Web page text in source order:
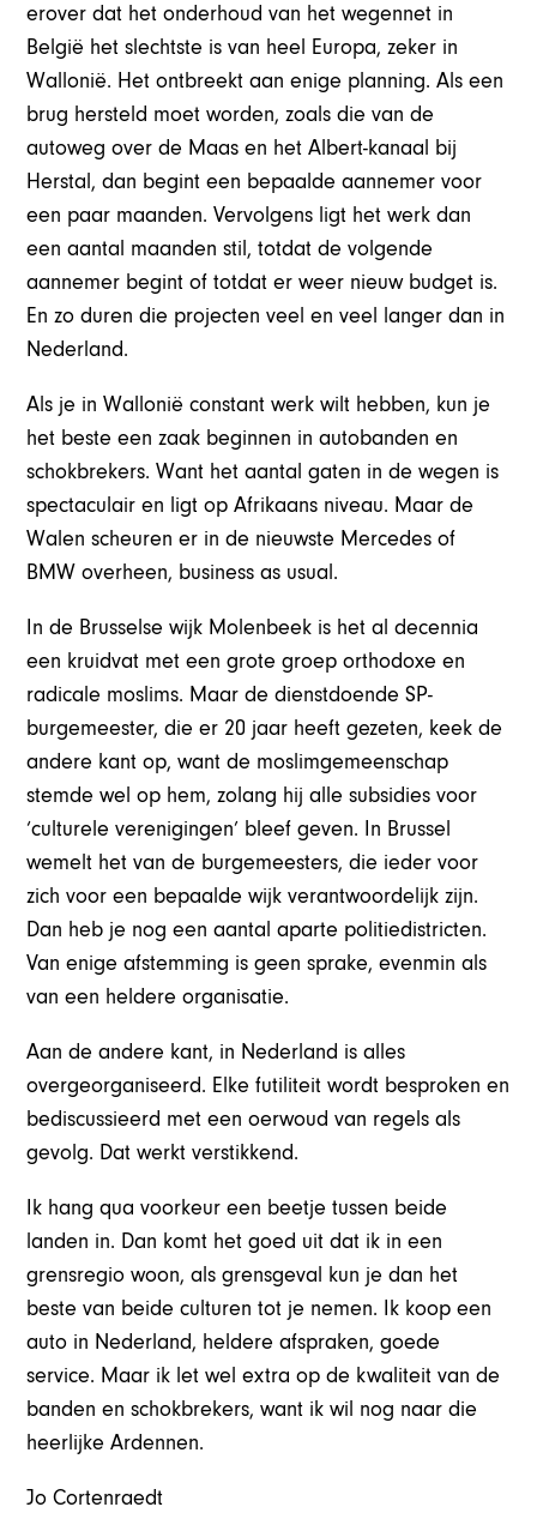
erover dat het onderhoud van het wegennet in
België het slechtste is van heel Europa, zeker in
Wallonië. Het ontbreekt aan enige planning. Als een
brug hersteld moet worden, zoals die van de
autoweg over de Maas en het Albert-kanaal bij
Herstal, dan begint een bepaalde aannemer voor
een paar maanden. Vervolgens ligt het werk dan
een aantal maanden stil, totdat de volgende
aannemer begint of totdat er weer nieuw budget is.
En zo duren die projecten veel en veel langer dan in
Nederland.
Als je in Wallonië constant werk wilt hebben, kun je
het beste een zaak beginnen in autobanden en
schokbrekers. Want het aantal gaten in de wegen is
spectaculair en ligt op Afrikaans niveau. Maar de
Walen scheuren er in de nieuwste Mercedes of
BMW overheen, business as usual.
In de Brusselse wijk Molenbeek is het al decennia
een kruidvat met een grote groep orthodoxe en
radicale moslims. Maar de dienstdoende SP-
burgemeester, die er 20 jaar heeft gezeten, keek de
andere kant op, want de moslimgemeenschap
stemde wel op hem, zolang hij alle subsidies voor
‘culturele verenigingen’ bleef geven. In Brussel
wemelt het van de burgemeesters, die ieder voor
zich voor een bepaalde wijk verantwoordelijk zijn.
Dan heb je nog een aantal aparte politiedistricten.
Van enige afstemming is geen sprake, evenmin als
van een heldere organisatie.
Aan de andere kant, in Nederland is alles
overgeorganiseerd. Elke futiliteit wordt besproken en
bediscussieerd met een oerwoud van regels als
gevolg. Dat werkt verstikkend.
Ik hang qua voorkeur een beetje tussen beide
landen in. Dan komt het goed uit dat ik in een
grensregio woon, als grensgeval kun je dan het
beste van beide culturen tot je nemen. Ik koop een
auto in Nederland, heldere afspraken, goede
service. Maar ik let wel extra op de kwaliteit van de
banden en schokbrekers, want ik wil nog naar die
heerlijke Ardennen.
Jo Cortenraedt